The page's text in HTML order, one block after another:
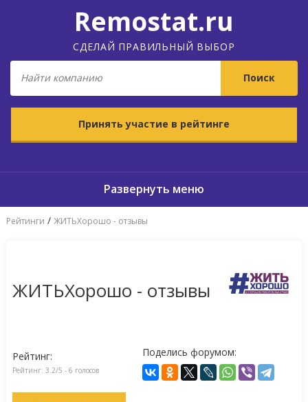
Remostat.ru
СДЕЛАЙ ПРАВИЛЬНЫЙ ВЫБОР
Принять участие в рейтинге
Рейтинги / ЖИТЬХорошо - отзывы
ЖИТЬХорошо - отзывы
Рейтинг:
Рейтинг: 3.2/5 - 6 голосов
Поделись форумом: